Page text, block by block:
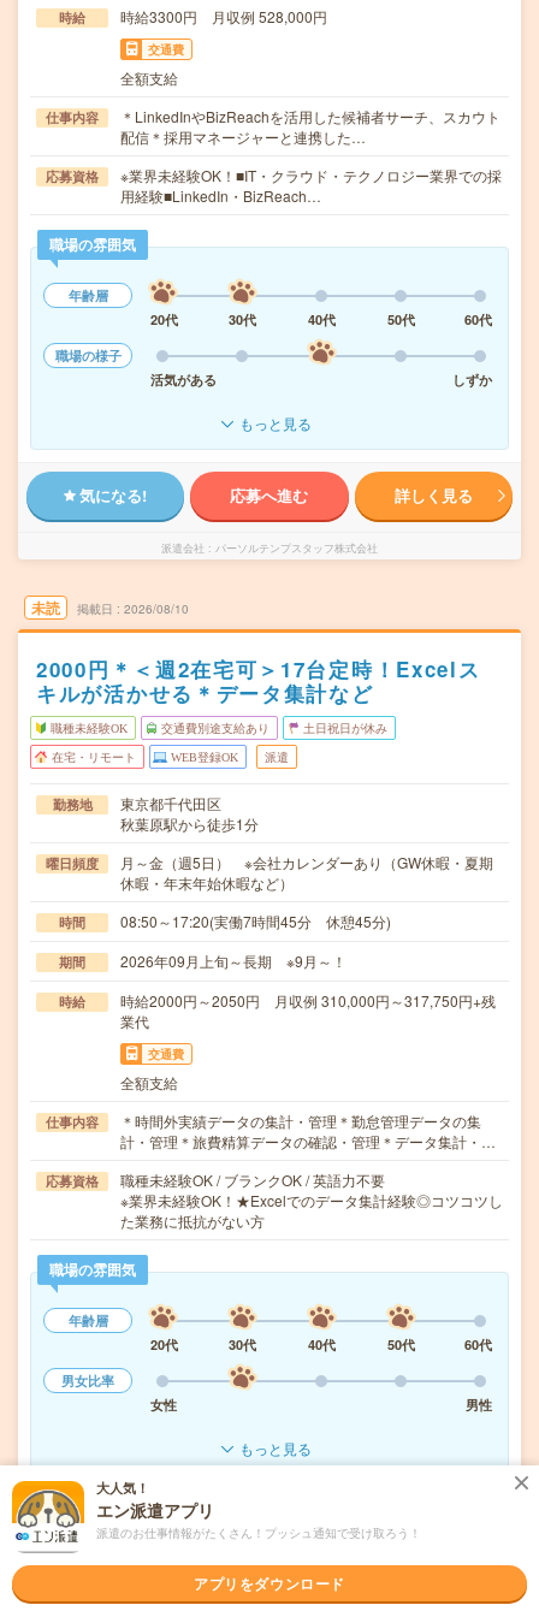
時給 時給3300円 月収例 528,000円
交通費
全額支給
仕事内容
＊LinkedInやBizReachを活用した候補者サーチ、スカウト
配信＊採用マネージャーと連携した…
応募資格
※業界未経験OK！■IT・クラウド・テクノロジー業界での採
用経験■LinkedIn・BizReach…
職場の雰囲気
年齢層
20代
30代 40代 50代
60代
職場の様子
活気がある
しずか
もっと見る
気になる! 応募へ進む 詳しく見る
派遣会社 パーソルテンプスタッフ株式会社
未読 掲載日 2026/08/10
2000円＊＜週2在宅可＞17台定時！Excelス
キルが活かせる＊データ集計など
職種未経験OK 交通費別途支給あり 土日祝日が休み
在宅・リモート WEB登録OK 派遣
勤務地
東京都千代田区
秋葉原駅から徒歩1分
曜日頻度
月～金（週5日） ※会社カレンダーあり（GW休暇・夏期
休暇・年末年始休暇など）
時間 08:50～17:20(実働7時間45分 休憩45分)
期間 2026年09月上旬～長期 ※9月～！
時給
時給2000円～2050円 月収例 310,000円～317,750円+残
業代
交通費
全額支給
仕事内容
＊時間外実績データの集計・管理＊勤怠管理データの集
計・管理＊旅費精算データの確認・管理＊データ集計・…
応募資格
職種未経験OK / ブランクOK / 英語力不要
※業界未経験OK！★Excelでのデータ集計経験◎コツコツし
た業務に抵抗がない方
職場の雰囲気
年齢層
20代
30代 40代 50代
60代
男女比率
女性
男性
もっと見る
気になる!
パーソルテンプスタッフ株式会社
大人気！
エン派遣アプリ
派遣のお仕事情報がたくさん！プッシュ通知で受け取ろう！
アプリをダウンロード